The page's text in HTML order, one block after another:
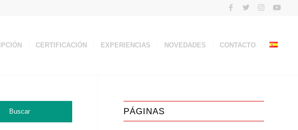
CERTIFICACIÓN EXPERIENCIAS NOVEDADES CONTACTO
PÁGINAS